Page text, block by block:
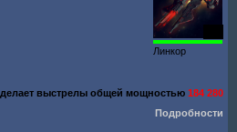
Линкор
делает выстрелы общей мощностью184 280
Подробности